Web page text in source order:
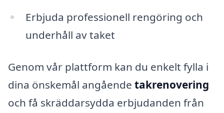
Erbjuda professionell rengöring och
underhåll av taket
Genom vår plattform kan du enkelt fylla i
dina önskemål angående takrenovering
och få skräddarsydda erbjudanden från